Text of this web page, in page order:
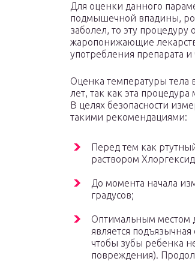
Для оценки данного
подмышечной впадины,
заболел, то эту
жаропонижающие
употребления препарата и
Оценка температуры тела
лет, так как эта
В целях безопасности
такими рекомендациями:
Перед тем как
раствором
До момента начала
градусов;
Оптимальным местом
является
чтобы зубы ребенка
повреждения).